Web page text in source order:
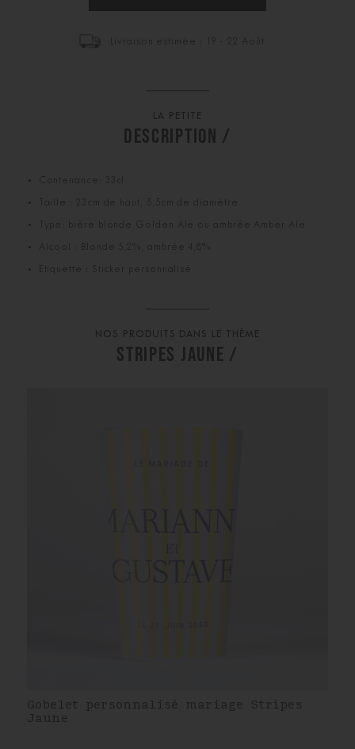
Livraison estimée : 19 - 22 Août
LA PETITE
DESCRIPTION /
Taille : 23cm de haut, 5,5cm de diamètre
Type: bière blonde Golden Ale ou ambrée Amber Ale
Alcool : Blonde 5,2%, ambrée 4,8%
NOS PRODUITS DANS LE THÈME
STRIPES JAUNE /
Gobelet personnalisé mariage Stripes
Jaune